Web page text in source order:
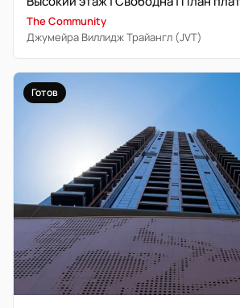
The Community
Джумейра Виллидж Трайангл (JVT)
Готов